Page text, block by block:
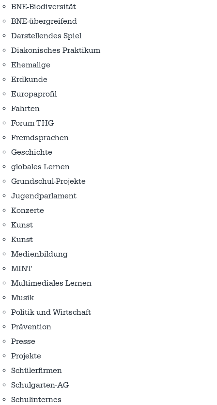
BNE-Biodiversität
BNE-übergreifend
Darstellendes Spiel
Diakonisches Praktikum
Ehemalige
Erdkunde
Europaprofil
Fahrten
Forum THG
Fremdsprachen
Geschichte
globales Lernen
Grundschul-Projekte
Jugendparlament
Konzerte
Kunst
Kunst
Medienbildung
MINT
Multimediales Lernen
Musik
Politik und Wirtschaft
Prävention
Presse
Projekte
Schülerfirmen
Schulgarten-AG
Schulinternes